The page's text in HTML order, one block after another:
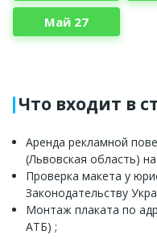
Май 27
Что входит в
Аренда рекламной
(Львовская область)
Проверка макета у
Законодательству
Монтаж плаката по
АТБ) ;